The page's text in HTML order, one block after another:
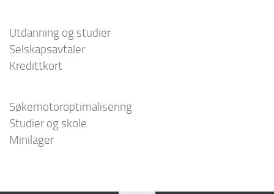
Utdanning og studier
Selskapsavtaler
Kredittkort
Søkemotoroptimalisering
Studier og skole
Minilager